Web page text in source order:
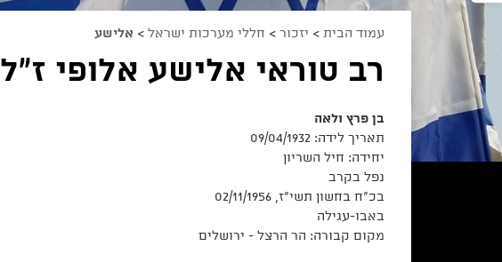
עמוד הבית > יזכור > חללי מערכות ישראל > אלישע
רב טוראי אלישע אלופי ז"ל
בן פרץ ולאה
תאריך לידה: 09/04/1932
יחידה: חיל השריון
נפל בקרב
בכ"ח בחשון תשי"ז, 02/11/1956
באבו-עגילה
מקום קבורה: הר הרצל - ירושלים